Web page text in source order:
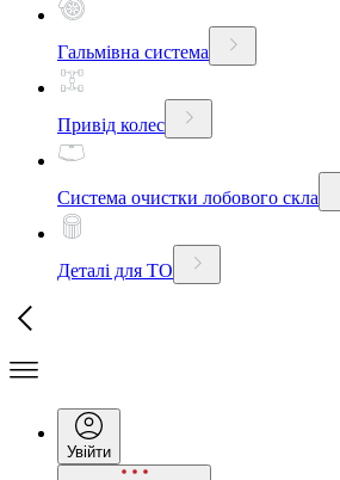
Гальмівна система
Привід колес
Система очистки лобового скла
Деталі для ТО
Увійти